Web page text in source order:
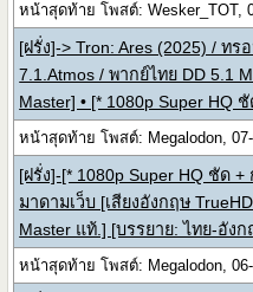
หน้าสุดท้าย โพสต์: Wesker_TOT,
[ฝรั่ง]-> Tron: Ares (2025) / ทร
7.1.Atmos / พากย์ไทย DD 5.1
Master] • [* 1080p Super HQ
หน้าสุดท้าย โพสต์: Megalodon, 07-
[ฝรั่ง]-[* 1080p Super HQ ชัด
มาดามเว็บ [เสียงอังกฤษ
Master แท้.] [บรรยาย: ไทย-อัง
หน้าสุดท้าย โพสต์: Megalodon, 06-